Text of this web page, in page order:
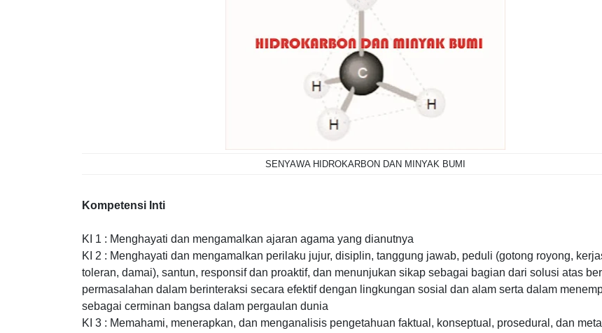
SENYAWA HIDROKARBON DAN MINYAK BUMI
Kompetensi Inti
KI 1 : Menghayati dan mengamalkan ajaran agama yang dianutnya
KI 2 : Menghayati dan mengamalkan perilaku jujur, disiplin, tanggung jawab, peduli (gotong royong,
toleran, damai), santun, responsif dan proaktif, dan menunjukan sikap sebagai bagian dari solusi atas
permasalahan dalam berinteraksi secara efektif dengan lingkungan sosial dan alam serta dalam
sebagai cerminan bangsa dalam pergaulan dunia
KI 3 : Memahami, menerapkan, dan menganalisis pengetahuan faktual, konseptual, prosedural, dan